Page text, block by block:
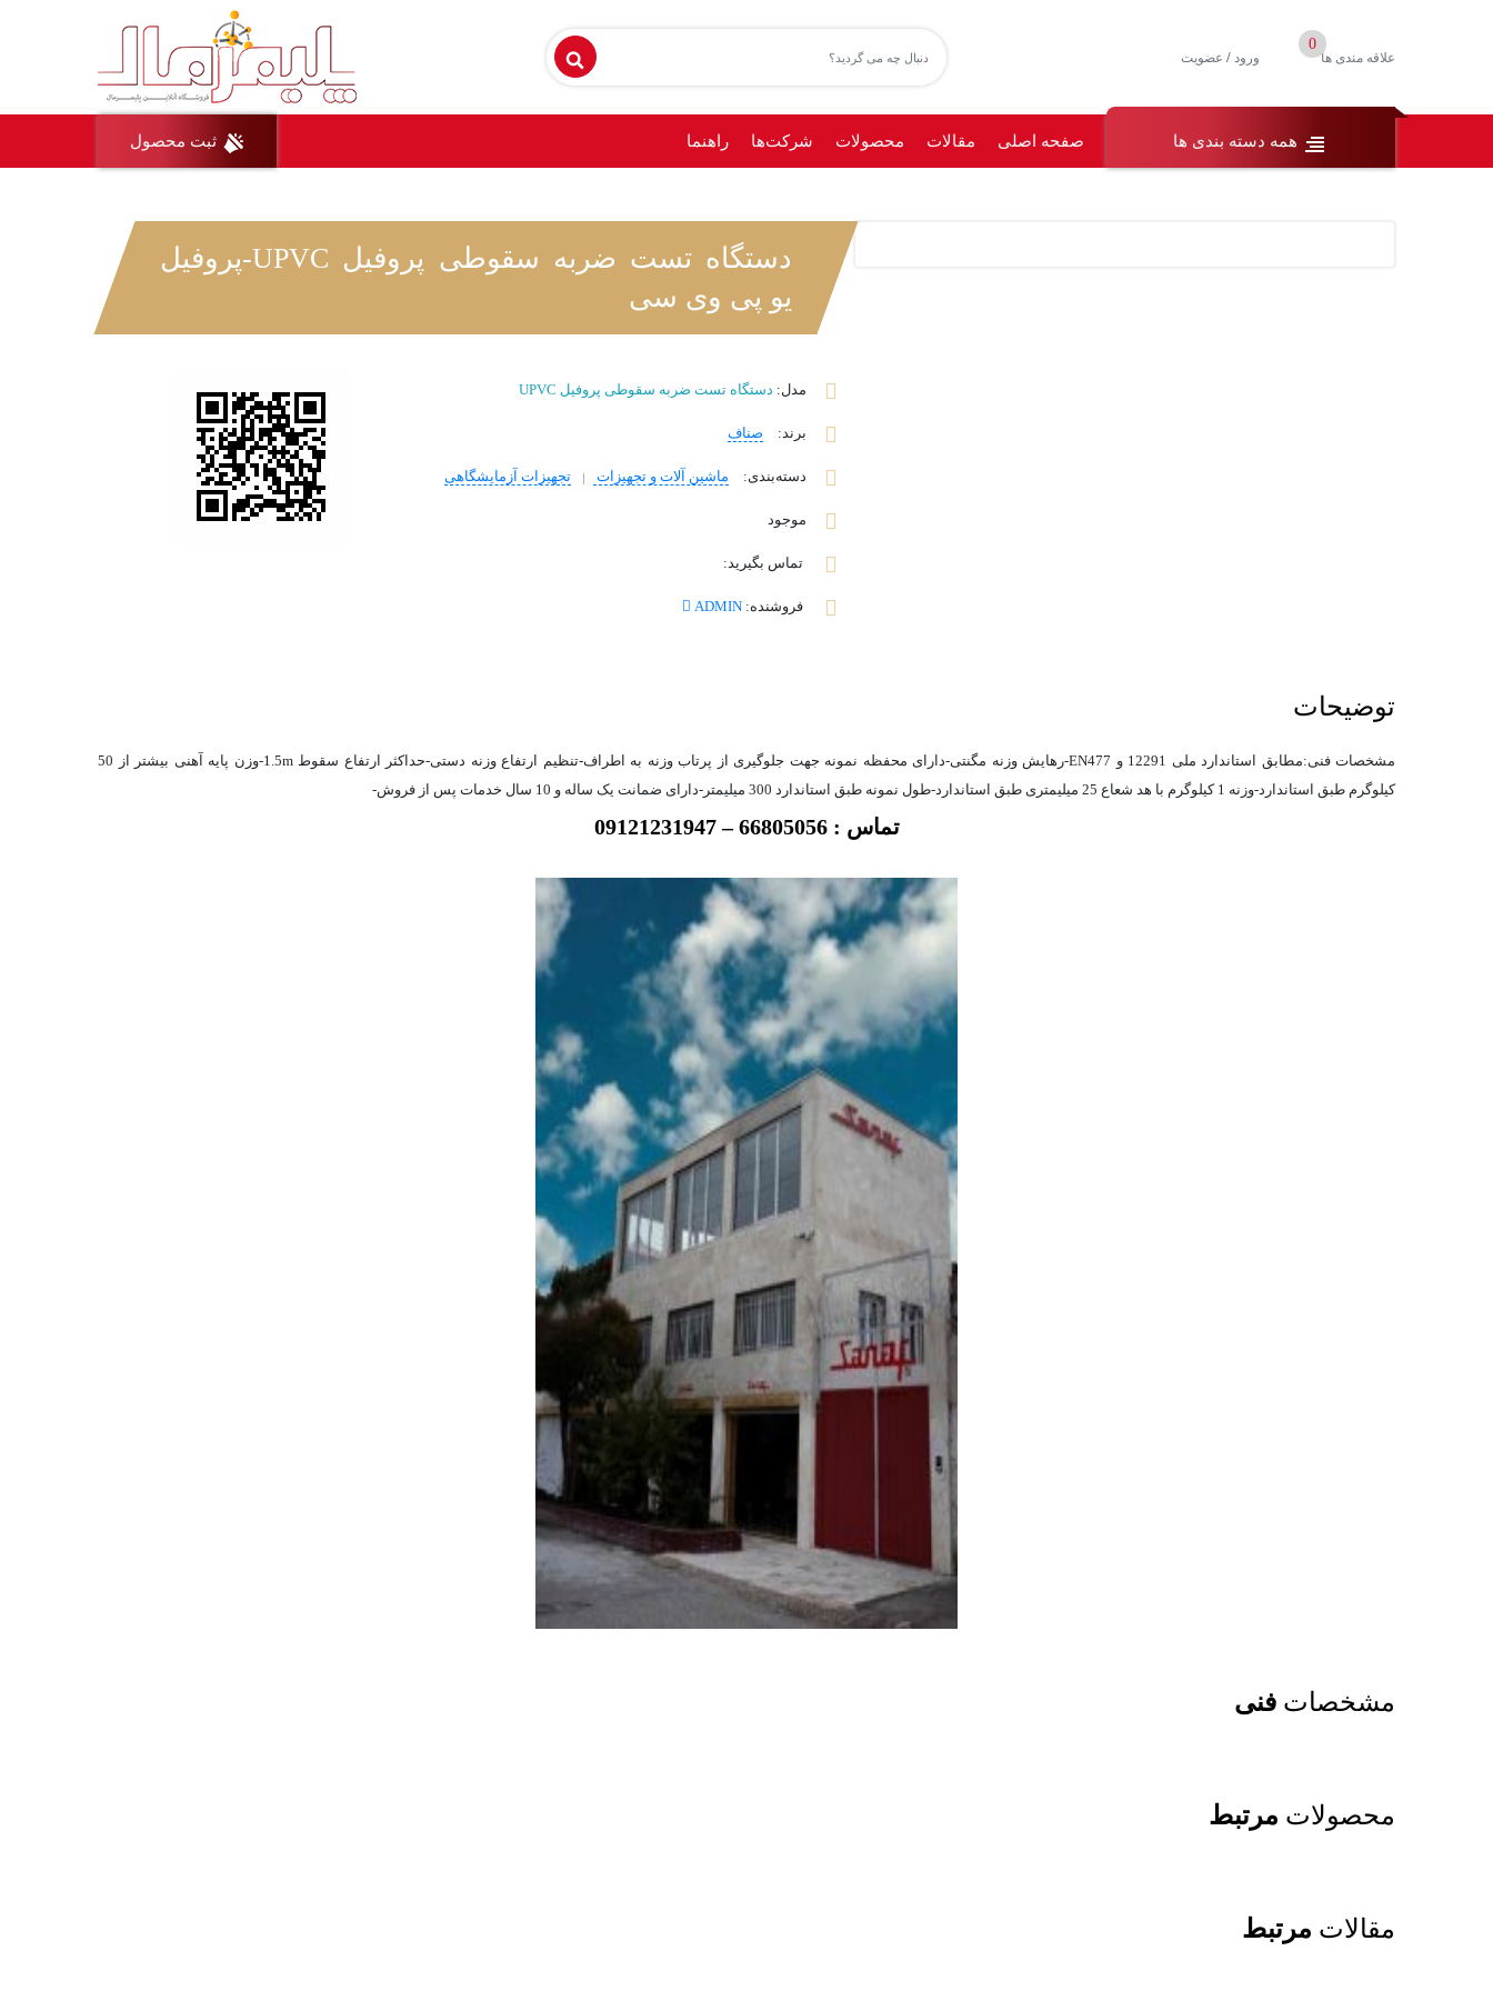
علاقه مندی ها
0
ورود / عضویت
همه دسته بندی ها صفحه اصلی مقالات محصولات شرکت‌ها راهنما ثبت محصول
دستگاه تست ضربه سقوطی پروفیل UPVC-پروفیل
یو پی وی سی
مدل: دستگاه تست ضربه سقوطی پروفیل UPVC
برند: صناف
دسته‌بندی: ماشین آلات و تجهیزات تجهیزات آزمایشگاهی
موجود
تماس بگیرید:
فروشنده: ADMIN
توضیحات
مشخصات فنی:مطابق استاندارد ملی 12291 و EN477-رهایش وزنه مگنتی-دارای محفظه نمونه جهت جلوگیری از پرتاب وزنه به اطراف-تنظیم ارتفاع وزنه دستی-حداکثر ارتفاع سقوط 1.5m-وزن پایه آهنی بیشتر از 50
کیلوگرم طبق استاندارد-وزنه 1 کیلوگرم با هد شعاع 25 میلیمتری طبق استاندارد-طول نمونه طبق استاندارد 300 میلیمتر-دارای ضمانت یک ساله و 10 سال خدمات پس از فروش-
تماس : 66805056 – 09121231947
مشخصات فنی
محصولات مرتبط
مقالات مرتبط